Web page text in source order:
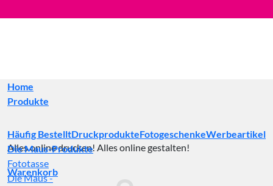
Inhalt
Alles online drucken! Alles online gestalten!
Warenkorb
Home
Produkte
Häufig BestelltDruckprodukteFotogeschenkeWerbeartikel
Die Maus-Produkte
Fototasse
Die Maus -